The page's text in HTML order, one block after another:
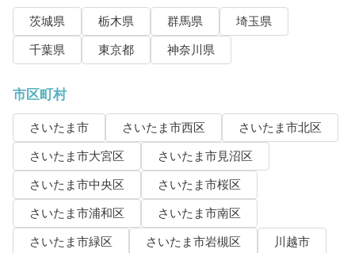
茨城県 栃木県 群馬県
埼玉県
千葉県
東京都 神奈川県
市区町村
さいたま市 さいたま市西区
さいたま市北区
さいたま市大宮区
さいたま市見沼区
さいたま市中央区
さいたま市桜区
さいたま市浦和区
さいたま市南区
さいたま市緑区
さいたま市岩槻区
川越市